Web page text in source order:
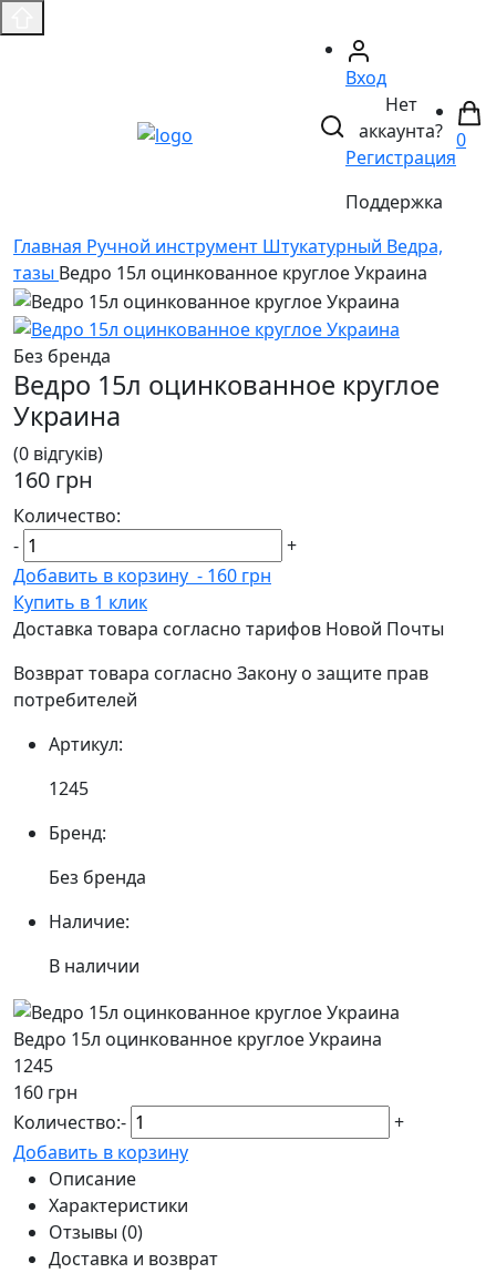
Вход
Нет
аккаунта?
Регистрация
Поддержка
0
Главная Ручной инструмент Штукатурный Ведра,
тазы Ведро 15л оцинкованное круглое Украина
Без бренда
Ведро 15л оцинкованное круглое
Украина
(0 відгуків)
160 грн
Количество:
-
+
Добавить в корзину - 160 грн
Купить в 1 клик
Доставка товара согласно тарифов Новой Почты
Возврат товара согласно Закону о защите прав
потребителей
Артикул:
1245
Бренд:
Без бренда
Наличие:
В наличии
Ведро 15л оцинкованное круглое Украина
1245
160 грн
Количество:-
+
Добавить в корзину
Описание
Характеристики
Отзывы (0)
Доставка и возврат